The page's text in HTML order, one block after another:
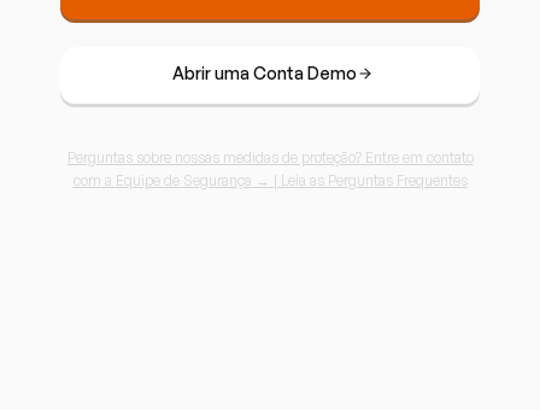
Abrir uma Conta Demo
Perguntas sobre nossas medidas de proteção? Entre em contato
com a Equipe de Segurança → | Leia as Perguntas Frequentes